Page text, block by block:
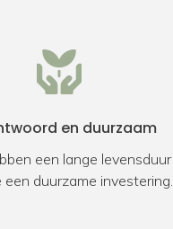
en duurzaam
een lange
een duurzame investering.